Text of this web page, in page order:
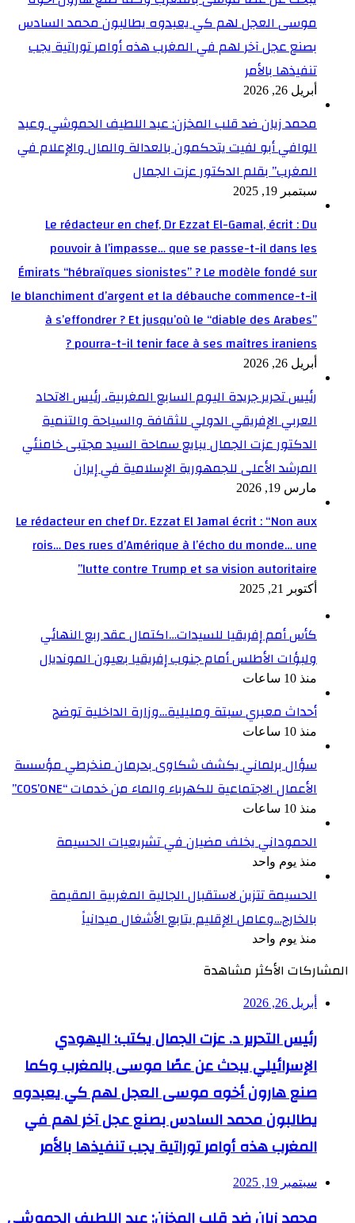
موسى العجل لهم كي يعبدوه يطالبون محمد السادس
بصنع عجل آخر لهم في المغرب هذه أوامر توراتية يجب
تنفيذها بالأمر
أبريل 26, 2026
محمد زيان ضد قلب المخزن: عبد اللطيف الحموشي وعبد
الوافي أبو لفيت يتحكمون بالعدالة والمال والإعلام في
المغرب” بقلم الدكتور عزت الجمال
سبتمبر 19, 2025
Le rédacteur en chef, Dr Ezzat El-Gamal, écrit : Du
pouvoir à l’impasse… que se passe-t-il dans les
Émirats “hébraïques sionistes” ? Le modèle fondé sur
le blanchiment d’argent et la débauche commence-t-il
à s’effondrer ? Et jusqu’où le “diable des Arabes”
pourra-t-il tenir face à ses maîtres iraniens ?
أبريل 26, 2026
رئيس تحرير جريدة اليوم السابع المغربية، رئيس الاتحاد
العربي الإفريقي الدولي للثقافة والسياحة والتنمية
الدكتور عزت الجمال يبايع سماحة السيد مجتبى خامنئي
المرشد الأعلى للجمهورية الإسلامية في إيران
مارس 19, 2026
Le rédacteur en chef Dr. Ezzat El Jamal écrit : “Non aux
rois… Des rues d’Amérique à l’écho du monde… une
lutte contre Trump et sa vision autoritaire”
أكتوبر 21, 2025
كأس أمم إفريقيا للسيدات…اكتمال عقد ربع النهائي
ولبؤات الأطلس أمام جنوب إفريقيا بعيون المونديال
منذ 10 ساعات
أحداث معبري سبتة ومليلية…وزارة الداخلية توضح
منذ 10 ساعات
سؤال برلماني يكشف شكاوى بحرمان منخرطي مؤسسة
الأعمال الاجتماعية للكهرباء والماء من خدمات “COS’ONE”
منذ 10 ساعات
الحموداني يخلف مضيان في تشريعيات الحسيمة
منذ يوم واحد
الحسيمة تتزين لاستقبال الجالية المغربية المقيمة
بالخارج…وعامل الإقليم يتابع الأشغال ميدانياً
منذ يوم واحد
المشاركات الأكثر مشاهدة
أبريل 26, 2026
رئيس التحرير د. عزت الجمال يكتب: اليهودي
الإسرائيلي يبحث عن عصًا موسى بالمغرب وكما
صنع هارون أخوه موسى العجل لهم كي يعبدوه
يطالبون محمد السادس بصنع عجل آخر لهم في
المغرب هذه أوامر توراتية يجب تنفيذها بالأمر
سبتمبر 19, 2025